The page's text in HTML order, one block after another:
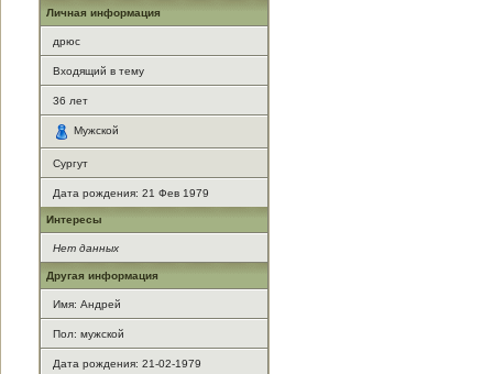
Личная информация
дрюс
Входящий в тему
36 лет
Мужской
Сургут
Дата рождения: 21 Фев 1979
Интересы
Нет данных
Другая информация
Имя: Андрей
Пол: мужской
Дата рождения: 21-02-1979